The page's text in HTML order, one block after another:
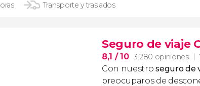
Transporte y traslados
Seguro de viaje
8,1 / 10 3.280 opiniones
Con nuestroseguro de
preocuparos de